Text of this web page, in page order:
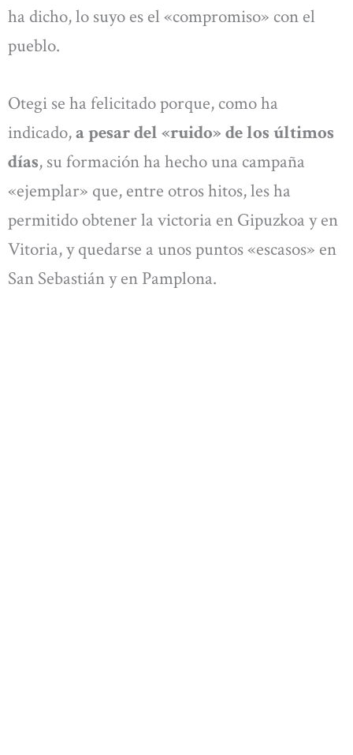
ha dicho, lo suyo es el «compromiso» con el
pueblo.
Otegi se ha felicitado porque, como ha
indicado,a pesar del «ruido» de los últimos
días, su formación ha hecho una campaña
«ejemplar» que, entre otros hitos, les ha
permitido obtener la victoria en Gipuzkoa y en
Vitoria, y quedarse a unos puntos «escasos» en
San Sebastián y en Pamplona.